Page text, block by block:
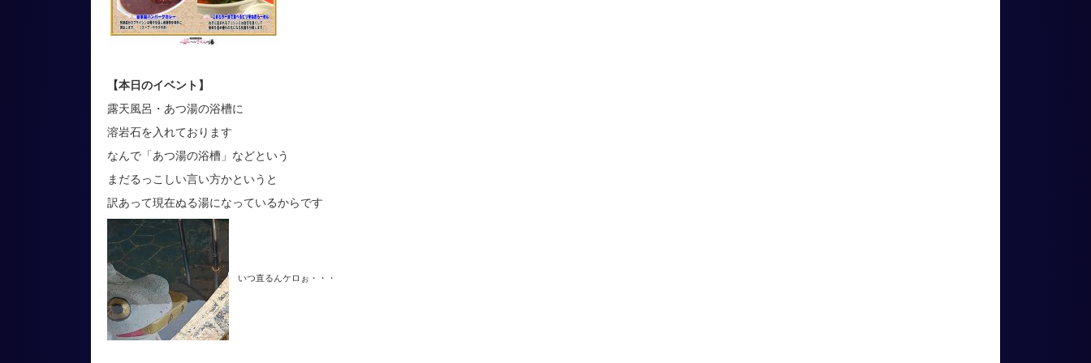
【本日のイベント】
露天風呂・あつ湯の浴槽に
溶岩石を入れております
なんで「あつ湯の浴槽」などという
まだるっこしい言い方かというと
訳あって現在ぬる湯になっているからです
いつ直るんケロぉ・・・